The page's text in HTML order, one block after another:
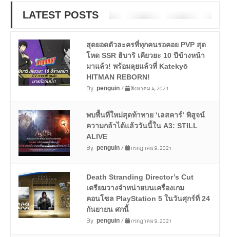
LATEST POSTS
สุดยอดตัวละครที่ทุกคนรอคอย PVP สุด
โหด SSR ฮิบาริ เคียวยะ 10 ปีข้างหน้า
มาแล้ว! พร้อมลุยแล้วที่ Katekyō
HITMAN REBORN!
By penguin/ สิงหาคม 4, 2021
พบพื้นที่ใหม่สุดท้าทาย ‘เลสคาร์’ พิสูจน์
ความกล้าได้แล้ววันนี้ใน A3: STILL
ALIVE
By penguin/ กรกฎาคม 9, 2021
Death Stranding Director’s Cut
เตรียมวางจำหน่ายบนเครื่องเกม
คอนโซล PlayStation 5 ในวันศุกร์ที่ 24
กันยายน ศกนี้
By penguin/ กรกฎาคม 9, 2021